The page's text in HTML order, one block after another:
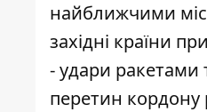
найближчими
західні країни
- удари ракетами
перетин кордону